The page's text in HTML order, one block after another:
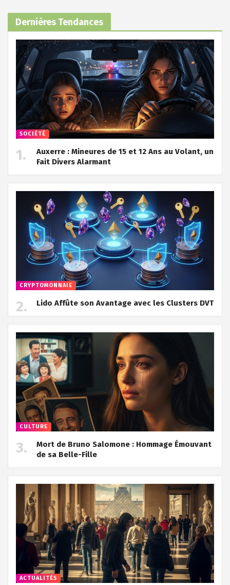
Dernières Tendances
SOCIÉTÉ
Auxerre : Mineures de 15 et 12 Ans au Volant, un
Fait Divers Alarmant
CRYPTOMONNAIE
Lido Affûte son Avantage avec les Clusters DVT
CULTURE
Mort de Bruno Salomone : Hommage Émouvant
de sa Belle-Fille
ACTUALITÉS